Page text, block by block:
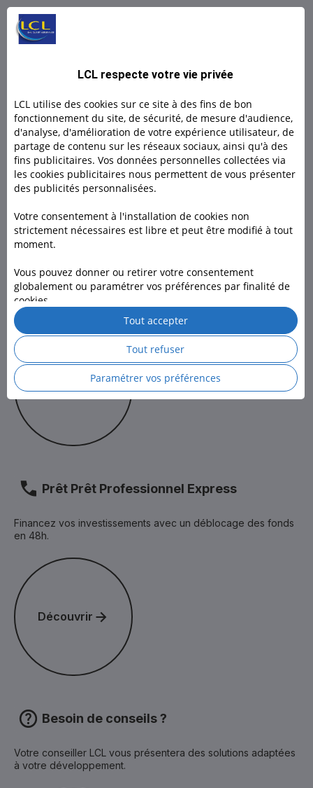
L BY LCL PRO : Un compte 100% digital
micro- entrepreneurs.
Découvrir
Découvrir
Rendez-vous dans l’une de nos 1600 agences, à domicile ou
en visio pour nous rencontrer
Découvrir
Découvrir
Prêt Prêt Professionnel Express
Financez vos investissements avec un déblocage des fonds
en 48h.
Découvrir
Découvrir
Besoin de conseils ?
Votre conseiller LCL vous présentera des solutions adaptées
à votre développement.
LCL respecte votre vie privée
LCL utilise des cookies sur ce site à des fins de bon
fonctionnement du site, de sécurité, de mesure d'audience,
d'analyse, d'amélioration de votre expérience utilisateur, de
partage de contenu sur les réseaux sociaux, ainsi qu'à des
fins publicitaires. Vos données personnelles collectées via
les cookies publicitaires nous permettent de vous présenter
des publicités personnalisées.
Votre consentement à l'installation de cookies non
strictement nécessaires est libre et peut être modifié à tout
moment.
Vous pouvez donner ou retirer votre consentement
globalement ou paramétrer vos préférences par finalité de
cookies.
Pour en savoir plus, consultez laPolitique des cookies
la
Politique de protection des données personnelles de LCL.
Paramétrer vos préférences
Tout refuser
Tout accepter